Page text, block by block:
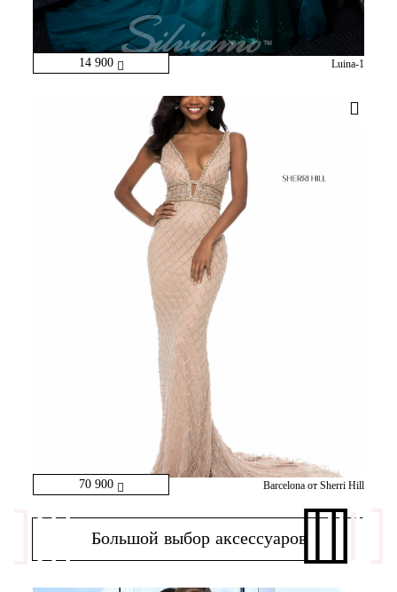
14 900 Luina-1
70 900 Barcelona от Sherri Hill
Большой выбор аксессуаров